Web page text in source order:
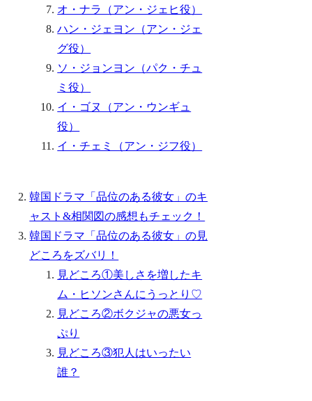
オ・ナラ（アン・ジェヒ役）
ハン・ジェヨン（アン・ジェ
グ役）
ソ・ジョンヨン（パク・チュ
ミ役）
イ・ゴヌ（アン・ウンギュ
役）
イ・チェミ（アン・ジフ役）
韓国ドラマ「品位のある彼女」のキ
ャスト&相関図の感想もチェック！
韓国ドラマ「品位のある彼女」の見
どころをズバリ！
見どころ①美しさを増したキ
ム・ヒソンさんにうっとり♡
見どころ②ボクジャの悪女っ
ぷり
見どころ③犯人はいったい
誰？